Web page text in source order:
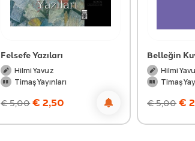
Felsefe Yazıları
Hilmi Yavuz
Timaş Yayınları
€5,00 € 2,50
Belleğin
Hilmi
Timaş
€5,00 €